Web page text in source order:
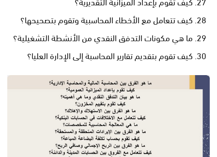
كيف تتعامل مع الأخطاء المحاسبية وتقوم بتصحيحها؟
ما هي مكونات التدفق النقدي من الأنشطة التشغيلية؟
كيف تقوم بتقديم تقارير المحاسبة إلى الإدارة العليا؟